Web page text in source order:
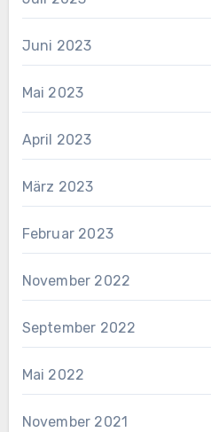
Juni 2023
Mai 2023
April 2023
März 2023
Februar 2023
November 2022
September 2022
Mai 2022
November 2021